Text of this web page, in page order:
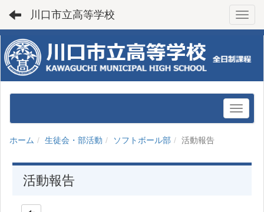
川口市立高等学校
ホーム 生徒会・部活動 ソフトボール部 活動報告
活動報告